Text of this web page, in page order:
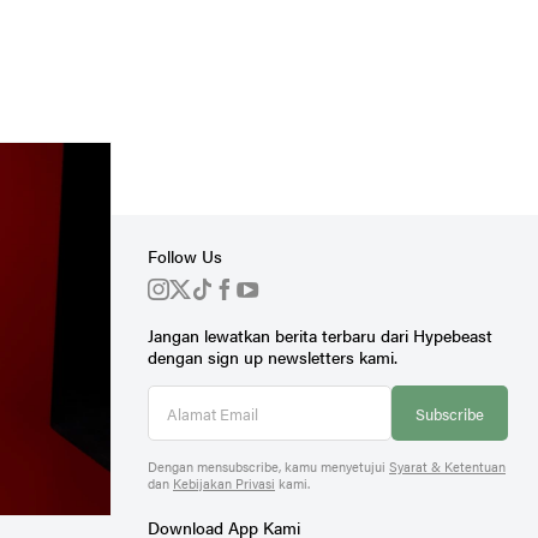
Follow Us
Jangan lewatkan berita terbaru dari Hypebeast
dengan sign up newsletters kami.
Subscribe
Dengan mensubscribe, kamu menyetujui Syarat & Ketentuan
dan Kebijakan Privasi kami.
Download App Kami